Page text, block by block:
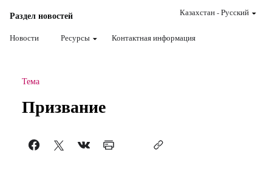
Раздел новостей
Новости Ресурсы Контактная информация
Казахстан-Pусский
Тема
Призвание